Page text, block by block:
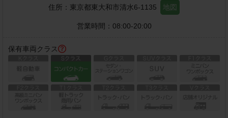
住所： 東京都東大和市清水6-1135 地図
営業時間： 08:00-20:00
保有車両クラス